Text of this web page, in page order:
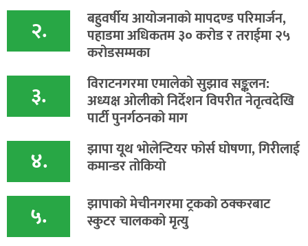
२. बहुवर्षीय आयोजनाको मापदण्ड परिमार्जन,
पहाडमा अधिकतम ३० करोड र तराईमा २५
करोडसम्मका
३. विराटनगरमा एमालेको सुझाव सङ्कलन:
अध्यक्ष ओलीको निर्देशन विपरीत नेतृत्वदेखि
पार्टी पुनर्गठनको माग
४. झापा यूथ भोलेन्टियर फोर्स घोषणा, गिरीलाई
कमान्डर तोकियो
५. ​झापाको मेचीनगरमा ट्रकको ठक्करबाट
स्कुटर चालकको मृत्यु